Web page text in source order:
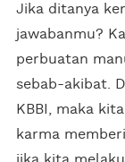
Jika ditanya
jawabanmu?
perbuatan
sebab-akibat.
KBBI, maka
karma
jika kita